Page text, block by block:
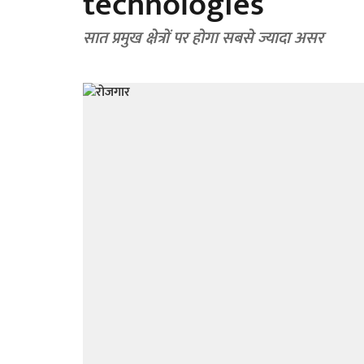
सात प्रमुख क्षेत्रों पर होगा सबसे ज्यादा असर